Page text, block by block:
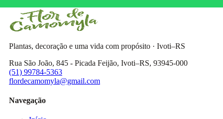
Plantas, decoração e uma vida com propósito · Ivoti–RS
Rua São João, 845 - Picada Feijão, Ivoti–RS, 93945-000
(51) 99784-5363
flordecamomyla@gmail.com
Navegação